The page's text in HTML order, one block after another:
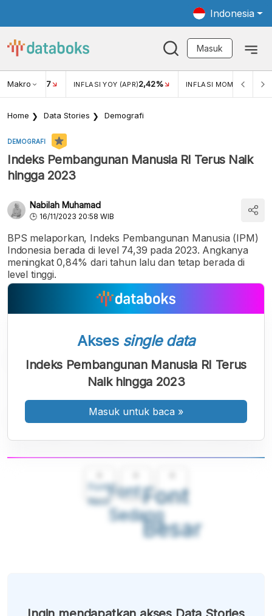
Indonesia
Masuk
Makro
USD/IDR 17 INFLASI YOY (APR)2,42% INFLASI MOM (MAR)
Home Data Stories Demografi
DEMOGRAFI
Indeks Pembangunan Manusia RI Terus Naik
hingga 2023
Nabilah Muhamad
16/11/2023 20:58 WIB
BPS melaporkan, Indeks Pembangunan Manusia (IPM)
Indonesia berada di level 74,39 pada 2023. Angkanya
meningkat 0,84% dari tahun lalu dan tetap berada di
level tinggi.
Font
Kecil
Font
Sedang
Font
Besar
Akses single data
Indeks Pembangunan Manusia RI Terus
Naik hingga 2023
Masuk untuk baca »